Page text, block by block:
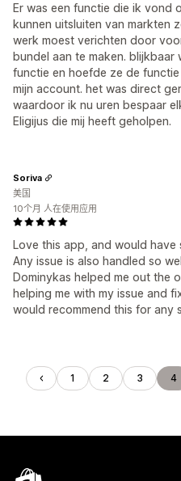
Er was een functie die ik vond
kunnen uitsluiten van markten
werk moest verichten door
bundel aan te maken. blijkbaar
functie en hoefde ze de
mijn account. het was direct
waardoor ik nu uren bespaar
Eligijus die mij heeft geholpen.
Love this app, and would have
Any issue is also handled so
Dominykas helped me out the
helping me with my issue and
would recommend this for any
Soriva
美国
10个月 人在使用应用
1 2 3 4